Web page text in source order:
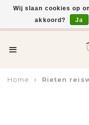
Voor 15:00
Home Rieten
Wij slaan cookies op
akkoord?
Ja